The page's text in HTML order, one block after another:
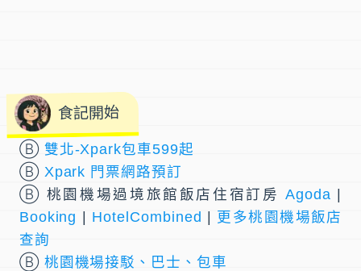
食記開始
Ⓑ 雙北-Xpark包車599起
Ⓑ Xpark 門票網路預訂
Ⓑ 桃園機場過境旅館飯店住宿訂房 Agoda |
Booking | HotelCombined | 更多桃園機場飯店
查詢
Ⓑ 桃園機場接駁、巴士、包車